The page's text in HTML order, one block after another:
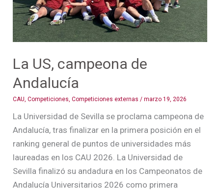
La US, campeona de
Andalucía
CAU,Competiciones,Competiciones externas /marzo 19, 2026
La Universidad de Sevilla se proclama campeona de
Andalucía, tras finalizar en la primera posición en el
ranking general de puntos de universidades más
laureadas en los CAU 2026. La Universidad de
Sevilla finalizó su andadura en los Campeonatos de
Andalucía Universitarios 2026 como primera